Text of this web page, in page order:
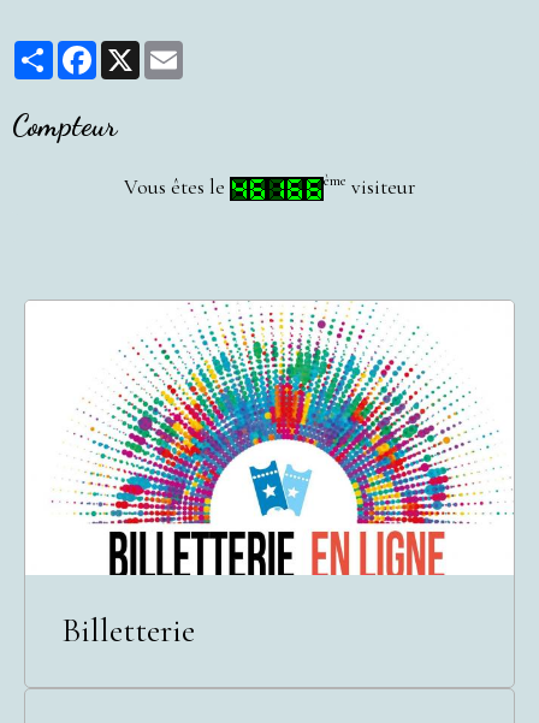
PartagerFacebook
X
Compteur
Vous êtes le ème visiteur
Billetterie